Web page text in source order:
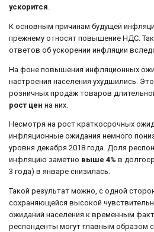
ускорится
К основным причинам будущей
прежнему относят повышение НДС.
ответов об ускорении инфляции
На фоне повышения инфляционных
настроения населения ухудшились.
розничных продаж товаров
рост цен на них.
Несмотря на рост краткосрочных
инфляционные ожидания немного
уровня декабря 2018 года. Доля
инфляцию заметно выше 4% в
3 года) в январе снизилась.
Такой результат можно, с одной
сохраняющейся высокой
ожиданий населения к временным
респонденты могут главным образом